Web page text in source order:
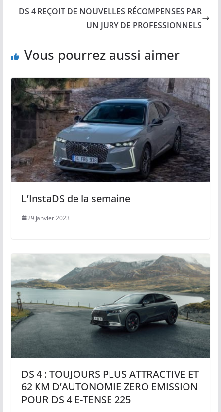
DS 4 REÇOIT DE NOUVELLES RÉCOMPENSES PAR
UN JURY DE PROFESSIONNELS
Vous pourrez aussi aimer
L’InstaDS de la semaine
29 janvier 2023
DS 4 : TOUJOURS PLUS ATTRACTIVE ET
62 KM D’AUTONOMIE ZERO EMISSION
POUR DS 4 E-TENSE 225